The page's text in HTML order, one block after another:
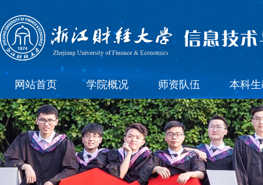
网站首页 学院概况 师资队伍 本科